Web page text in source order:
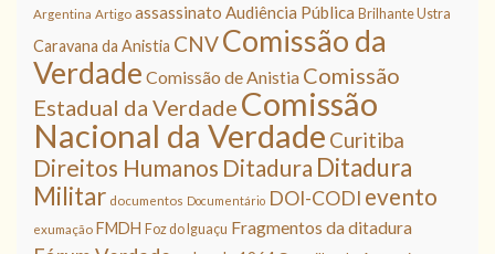
Argentina Artigo assassinato Audiência Pública Brilhante Ustra
Caravana da Anistia CNVComissão da
Verdade Comissão de Anistia Comissão
Estadual da Verdade Comissão
Nacional da Verdade Curitiba
Direitos Humanos Ditadura Ditadura
Militar documentos Documentário DOI-CODI evento
exumação FMDH Foz do Iguaçu Fragmentos da ditadura